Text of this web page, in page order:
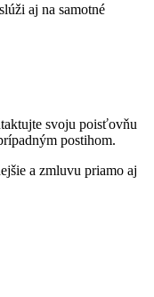
aj na samotné
svoju poisťovňu
postihom.
a zmluvu priamo aj